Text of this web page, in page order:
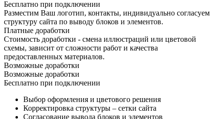
Бесплатно при подключении
Разместим Ваш логотип, контакты, индивидуально согласуем
структуру сайта по выводу блоков и элементов.
Платные доработки
Стоимость доработки - смена иллюстраций или цветовой
схемы, зависит от сложности работ и качества
предоставленных материалов.
Возможные доработки
Возможные доработки
Бесплатно при подключении
Выбор оформления и цветового решения
Корректировка структуры – сетки сайта
Согласование вывода блоков и элементов